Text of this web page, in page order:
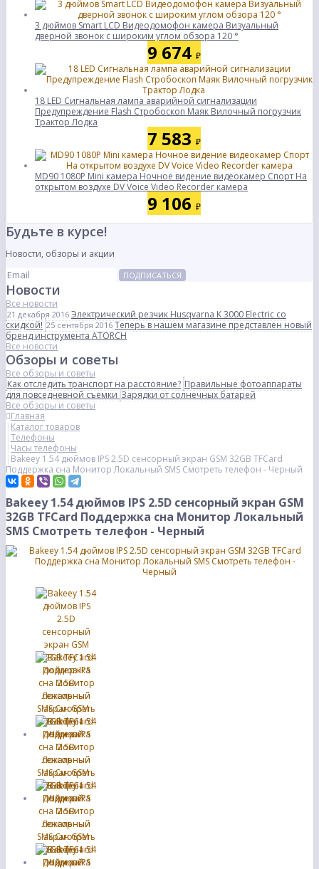
3 дюймов Smart LCD Видеодомофон камера Визуальный
дверной звонок с широким углом обзора 120 °
9 674 ₽
18 LED Сигнальная лампа аварийной сигнализации
Предупреждение Flash Стробоскоп Маяк Вилочный погрузчик
Трактор Лодка
7 583 ₽
MD90 1080P Mini камера Ночное видение видеокамер Спорт На
открытом воздухе DV Voice Video Recorder камера
9 106 ₽
Будьте в курсе!
Новости, обзоры и акции
ПОДПИСАТЬСЯ
Новости
Все новости
21 декабря 2016 Электрический резчик Husqvarna K 3000 Electric со
скидкой! 25 сентября 2016 Теперь в нашем магазине представлен новый
бренд инструмента ATORCH
Все новости
Обзоры и советы
Все обзоры и советы
Как отследить транспорт на расстояние? Правильные фотоаппараты
для повседневной съемкиЗарядки от солнечных батарей
Все обзоры и советы
Главная
Каталог товаров
Телефоны
Часы телефоны
Bakeey 1.54 дюймов IPS 2.5D сенсорный экран GSM 32GB TFCard
Поддержка сна Монитор Локальный SMS Смотреть телефон - Черный
Bakeey 1.54 дюймов IPS 2.5D сенсорный экран GSM
32GB TFCard Поддержка сна Монитор Локальный
SMS Смотреть телефон - Черный